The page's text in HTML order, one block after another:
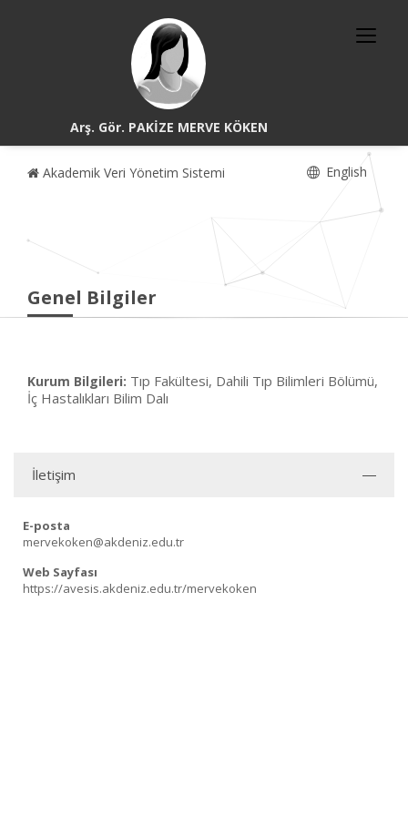
Arş. Gör. PAKİZE MERVE KÖKEN
Akademik Veri Yönetim Sistemi English
Genel Bilgiler
Kurum Bilgileri: Tıp Fakültesi, Dahili Tıp Bilimleri Bölümü,
İç Hastalıkları Bilim Dalı
İletişim
E-posta
mervekoken@akdeniz.edu.tr
Web Sayfası
https://avesis.akdeniz.edu.tr/mervekoken